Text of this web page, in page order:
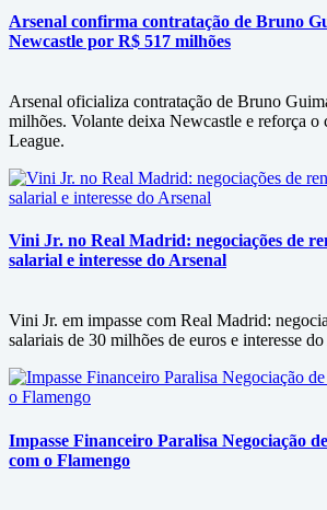
Arsenal confirma contratação de Bruno
Newcastle por R$ 517 milhões
Arsenal oficializa contratação de Bruno
milhões. Volante deixa Newcastle e reforça o
League.
Vini Jr. no Real Madrid: negociações de
salarial e interesse do Arsenal
Vini Jr. em impasse com Real Madrid:
salariais de 30 milhões de euros e interesse
Impasse Financeiro Paralisa Negociação
com o Flamengo